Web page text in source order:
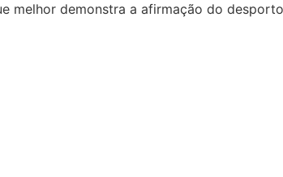
melhor demonstra a afirmação do